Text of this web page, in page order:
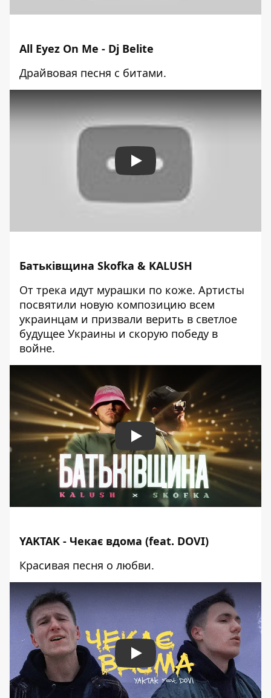
All Eyez On Me - Dj Belite
Драйвовая песня с битами.
Play
Батьківщина Skofka & KALUSH
От трека идут мурашки по коже. Артисты
посвятили новую композицию всем
украинцам и призвали верить в светлое
будущее Украины и скорую победу в
войне.
Play
YAKTAK - Чекає вдома (feat. DOVI)
Красивая песня о любви.
Play